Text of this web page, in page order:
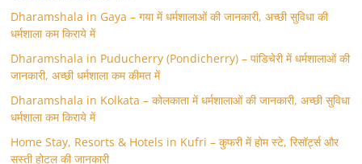
Dharamshala in Gaya – गया में धर्मशालाओं की जानकारी, अच्छी सुविधा की
धर्मशाला कम किराये में
Dharamshala in Puducherry (Pondicherry) – पांडिचेरी में धर्मशालाओं की
जानकारी, अच्छी धर्मशाला कम कीमत में
Dharamshala in Kolkata – कोलकाता में धर्मशालाओं की जानकारी, अच्छी सुविधा
धर्मशाला कम किराये में
Home Stay, Resorts & Hotels in Kufri – कुफरी में होम स्‍टे, रिसॉर्ट्स और
सस्ती होटल की जानकारी